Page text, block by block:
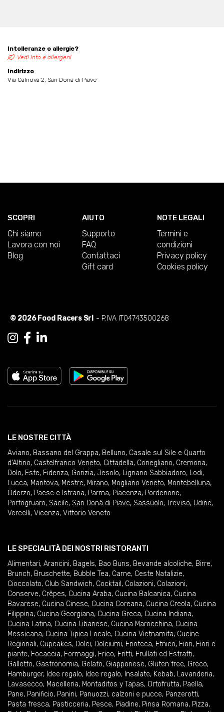
Intolleranze o allergie?
Vedi info e allergeni
Indirizzo
Via Calnova 2, San Donà di Piave
SCOPRI
Chi siamo
Lavora con noi
Blog
AIUTO
Supporto
FAQ
Contattaci
Gift card
NOTE LEGALI
Termini e
condizioni
Privacy policy
Cookies policy
© 2026 Food Racers Srl - P.IVA IT04743500268
LE NOSTRE CITTÀ
Aviano, Bassano del Grappa, Belluno, Casale sul Sile e Quarto
d'Altino, Castelfranco Veneto, Cittadella, Conegliano, Cremona,
Dolo, Este, Fidenza, Gorizia, Jesolo, Lignano Sabbiadoro, Lodi,
Lucca, Mantova, Mestre, Mirano, Mogliano Veneto, Montebelluna,
Oderzo, Paese e Istrana, Parma, Piacenza, Pordenone,
Portogruaro, Sacile, San Donà di Piave, Sassuolo, Treviso, Udine,
Vercelli, Vicenza, Vittorio Veneto
LE SPECIALITÀ DEI NOSTRI RISTORANTI
Alimentari, Arancini, Bagels, Bao Buns, Bevande alcoliche, Birre,
Brunch, Bruschette, Bubble Tea, Carne, Ceste Natalizie,
Cioccolato, Club Sandwich, Cocktail , Colazioni, Colazioni,
Conserve, Crêpes, Cucina Araba, Cucina Balcanica, Cucina
Bavarese, Cucina Cinese, Cucina Coreana, Cucina Creola, Cucina
Filippina, Cucina Georgiana, Cucina Greca, Cucina Indiana,
Cucina Latina, Cucina Libanese, Cucina Marocchina, Cucina
Messicana, Cucina Tipica Locale, Cucina Vietnamita, Cucine
Regionali, Cupcakes, Dolci, Dolciumi, Enoteca, Etnico, Fiori, Fiori e
piante, Focaccia, Formaggi, Frico, Fritti, Frullati ed Estratti,
Galletto, Gastronomia, Gelato, Giapponese, Gluten free, Greco,
Hamburger, Idee regalo, Idee regalo, Insalate, Kebab, Lavanderia,
Lavasecco, Macelleria, Montaditos y Tapas, Ortofrutta, Paella,
Pane, Panificio, Panini, Panuozzi, calzoni e pucce, Panzerotti,
Pasta fresca, Pasticceria, Pesce, Piadine, Pinsa Romana, Pizza,